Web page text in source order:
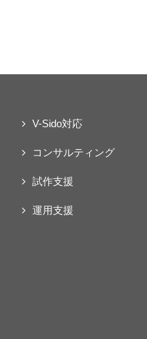
V-Sido対応
コンサルティング
試作支援
運用支援